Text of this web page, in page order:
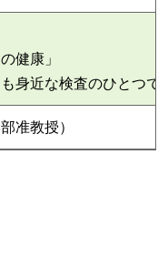
健康」
身近な検査のひとつ
准教授）